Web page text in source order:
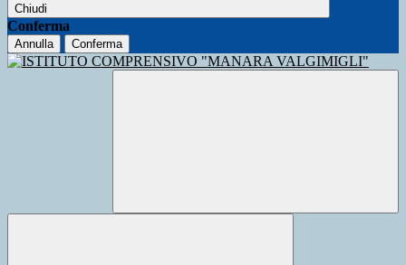
Chiudi
Conferma
Annulla Conferma